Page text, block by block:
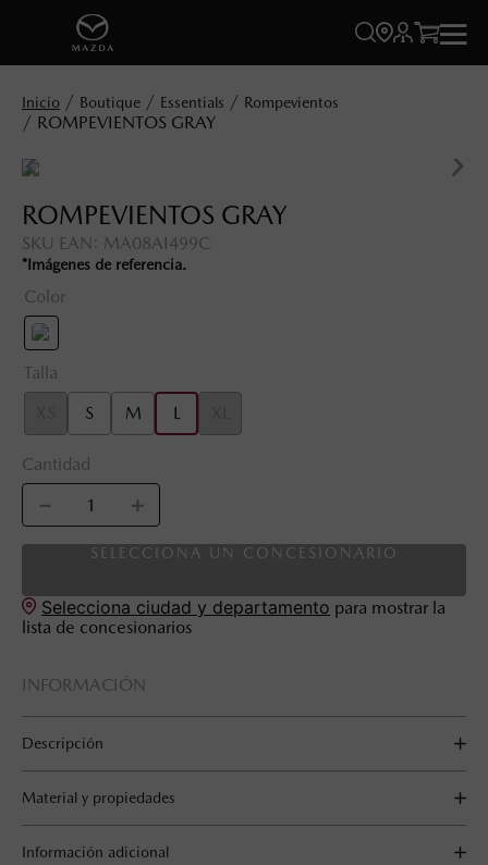
 
Boutique Essentials Rompevientos
ROMPEVIENTOS GRAY
ROMPEVIENTOS GRAY
SKU EAN : MA08AI499C
*Imágenes de referencia.
Talla
S M L
Color
Cantidad
＋
－
SELECCIONA UN CONCESIONARIO
Selecciona ciudad y departamento para mostrar la
lista de concesionarios
INFORMACIÓN
Descripción
Material y propiedades
Información adicional